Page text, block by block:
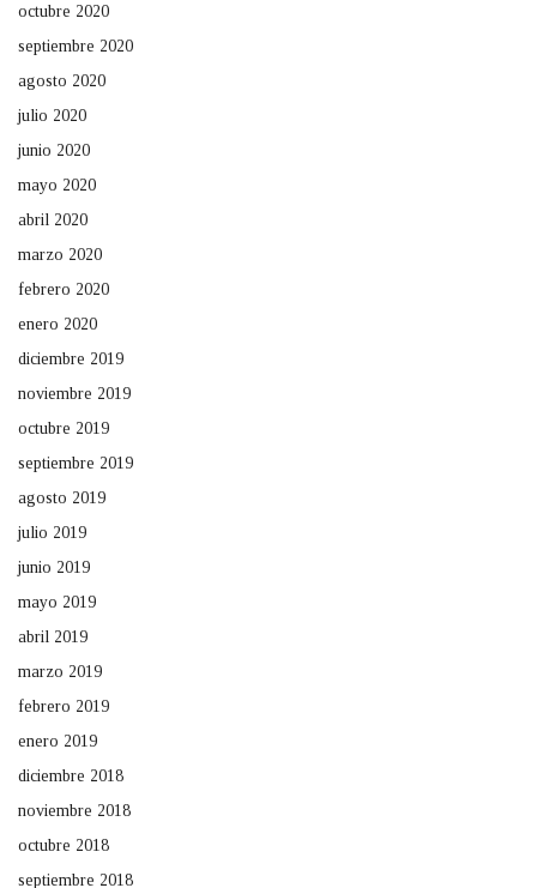
octubre 2020
septiembre 2020
agosto 2020
julio 2020
junio 2020
mayo 2020
abril 2020
marzo 2020
febrero 2020
enero 2020
diciembre 2019
noviembre 2019
octubre 2019
septiembre 2019
agosto 2019
julio 2019
junio 2019
mayo 2019
abril 2019
marzo 2019
febrero 2019
enero 2019
diciembre 2018
noviembre 2018
octubre 2018
septiembre 2018